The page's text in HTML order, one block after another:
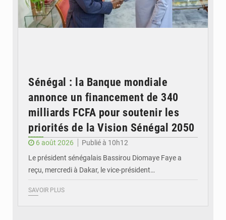
Sénégal : la Banque mondiale
annonce un financement de 340
milliards FCFA pour soutenir les
priorités de la Vision Sénégal 2050
6 août 2026
Publié à 10h12
Le président sénégalais Bassirou Diomaye Faye a
reçu, mercredi à Dakar, le vice-président…
SAVOIR PLUS